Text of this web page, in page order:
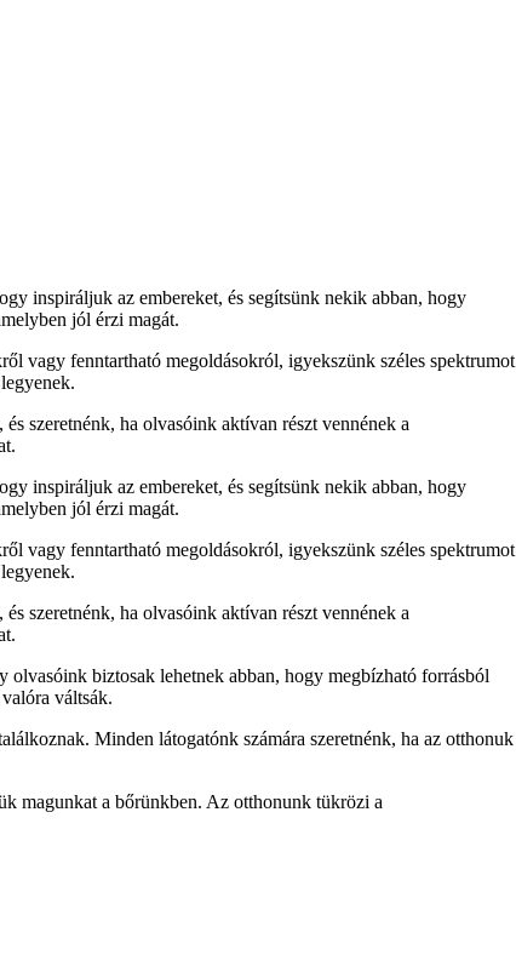
inspiráljuk az embereket, és segítsünk nekik abban, hogy
jól érzi magát.
vagy fenntartható megoldásokról, igyekszünk széles spektrumot
szeretnénk, ha olvasóink aktívan részt vennének a
inspiráljuk az embereket, és segítsünk nekik abban, hogy
jól érzi magát.
vagy fenntartható megoldásokról, igyekszünk széles spektrumot
szeretnénk, ha olvasóink aktívan részt vennének a
biztosak lehetnek abban, hogy megbízható forrásból
váltsák.
Minden látogatónk számára szeretnénk, ha az otthonuk
magunkat a bőrünkben. Az otthonunk tükrözi a